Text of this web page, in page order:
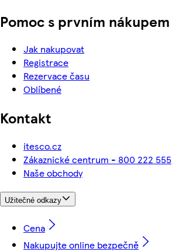
Pomoc s prvním nákupem
Jak nakupovat
Registrace
Rezervace času
Oblíbené
Kontakt
itesco.cz
Zákaznické centrum - 800 222 555
Naše obchody
Užitečné odkazy
Cena
Nakupujte online bezpečně